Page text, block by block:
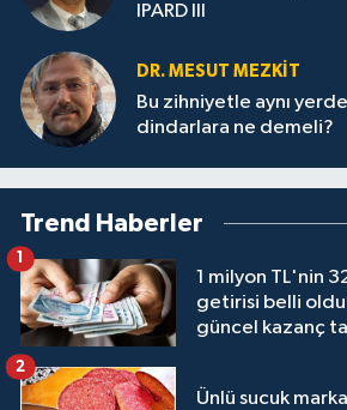
IPARD III
DR. MESUT MEZKIT
Bu zihniyetle aynı
dindarlara ne demeli?
Trend Haberler
1 milyon TL'nin
getirisi belli
güncel kazanç
1
Ünlü sucuk
2